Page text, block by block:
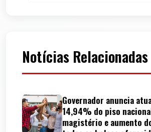
Notícias Relacionadas
Governador anuncia
14,94% do piso
magistério e aumento